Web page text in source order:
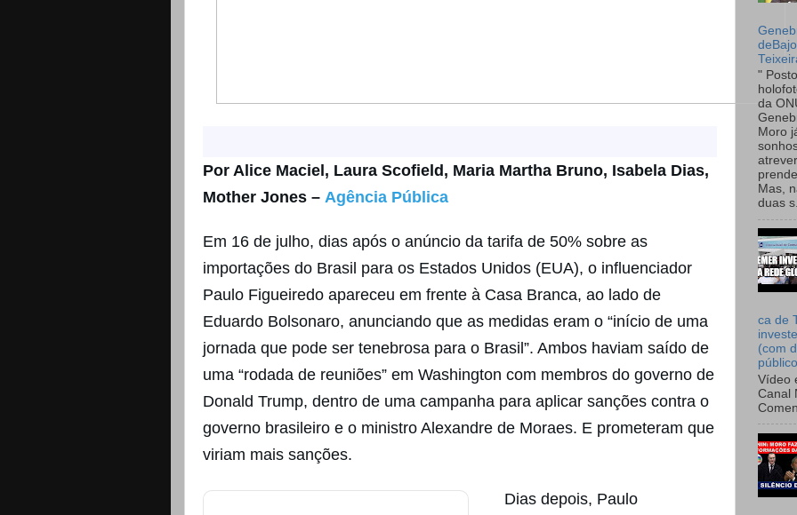
Por Alice Maciel, Laura Scofield, Maria Martha Bruno, Isabela Dias,
Mother Jones – Agência Pública
Em 16 de julho, dias após o anúncio da tarifa de 50% sobre as
importações do Brasil para os Estados Unidos (EUA), o influenciador
Paulo Figueiredo apareceu em frente à Casa Branca, ao lado de
Eduardo Bolsonaro, anunciando que as medidas eram o “início de uma
jornada que pode ser tenebrosa para o Brasil”. Ambos haviam saído de
uma “rodada de reuniões” em Washington com membros do governo de
Donald Trump, dentro de uma campanha para aplicar sanções contra o
governo brasileiro e o ministro Alexandre de Moraes. E prometeram que
viriam mais sanções.
Dias depois, Paulo
"
da
Moro
Mas,
duas
ca de
(com
Vídeo
Canal